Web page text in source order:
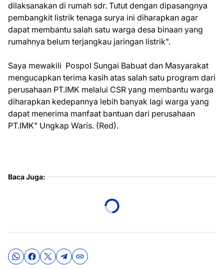
dilaksanakan di rumah sdr. Tutut dengan dipasangnya
pembangkit listrik tenaga surya ini diharapkan agar
dapat membantu salah satu warga desa binaan yang
rumahnya belum terjangkau jaringan listrik".
Saya mewakili Pospol Sungai Babuat dan Masyarakat
mengucapkan terima kasih atas salah satu program dari
perusahaan PT.IMK melalui CSR yang membantu warga
diharapkan kedepannya lebih banyak lagi warga yang
dapat menerima manfaat bantuan dari perusahaan
PT.IMK" Ungkap Waris. (Red).
Baca Juga: